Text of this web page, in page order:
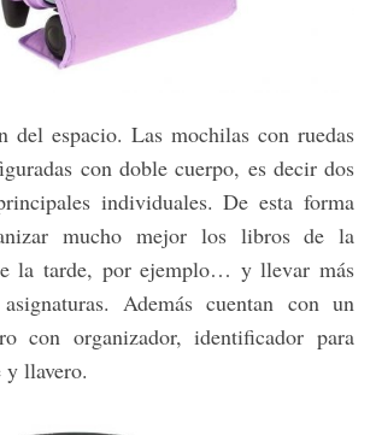
del espacio. Las mochilas con ruedas
con doble cuerpo, es decir dos
individuales. De esta forma
mucho mejor los libros de la
la tarde, por ejemplo… y llevar más
Además cuentan con un
con organizador, identificador para
y llavero.